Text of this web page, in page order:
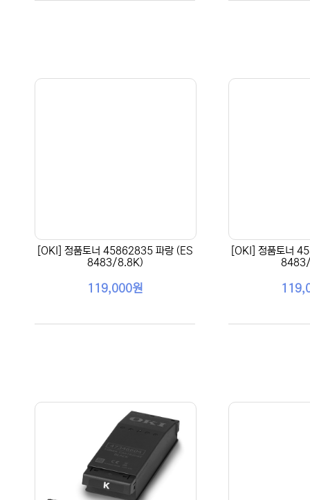
[OKI] 정품토너 45862835 파랑 (ES
8483/8.8K)
119,000원
[OKI] 정품토너